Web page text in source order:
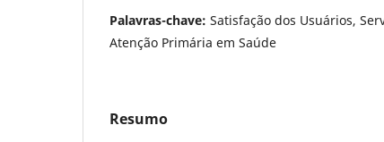
Palavras-chave: Satisfação dos Usuários,
Atenção Primária em Saúde
Resumo